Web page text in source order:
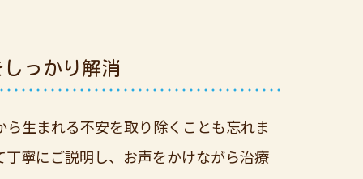
っかり解消
生まれる不安を取り除くことも忘れま
寧にご説明し、お声をかけながら治療